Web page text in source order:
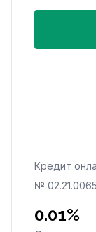
Кредит
№
0.01%